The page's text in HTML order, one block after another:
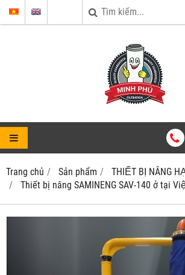
Trang chủ Sản phẩm
THIẾT BỊ NÂNG
Thiết bị nâng SAMINENG SAV-140 ở tại